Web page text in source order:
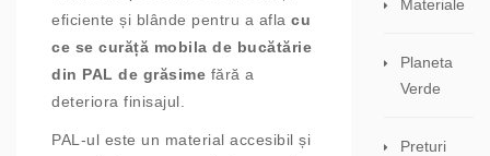
eficiente și blânde pentru a afla cu
ce se curăță mobila de bucătărie
din PAL de grăsime fără a
deteriora finisajul.
PAL-ul este un material accesibil și
Materiale
Planeta
Verde
Preturi